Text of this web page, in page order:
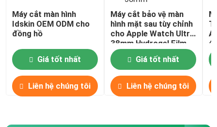
Kính Cường Lực Nano
Bảo vệ màn hình ánh sáng tia cực tím
Máy cắt màn hình
Idskin OEM ODM cho
đồng hồ
Giá tốt nhất
Liên hệ chúng tôi
Máy cắt bảo vệ màn
hình mặt sau tùy chỉnh
cho Apple Watch Ultra
38mm Hydrogel Film
Giá tốt nhất
Liên hệ chúng tôi